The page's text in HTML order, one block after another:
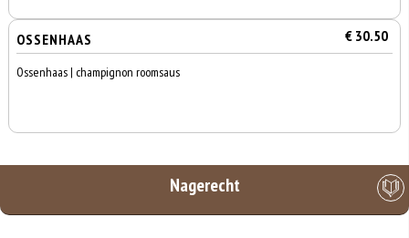
OSSENHAAS € 30.50
Ossenhaas | champignon roomsaus
Nagerecht